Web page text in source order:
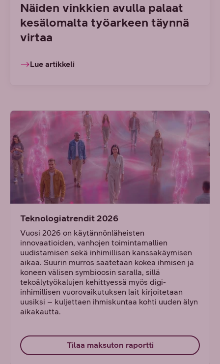
Näiden vinkkien avulla palaat
kesälomalta työarkeen täynnä
virtaa
Lue artikkeli
Teknologiatrendit 2026
Vuosi 2026 on käytännönläheisten
innovaatioiden, vanhojen toimintamallien
uudistamisen sekä inhimillisen kanssakäymisen
aikaa. Suurin murros saatetaan kokea ihmisen ja
koneen välisen symbioosin saralla, sillä
tekoälytyökalujen kehittyessä myös digi-
inhimillisen vuorovaikutuksen lait kirjoitetaan
uusiksi – kuljettaen ihmiskuntaa kohti uuden älyn
aikakautta.
Tilaa maksuton raportti